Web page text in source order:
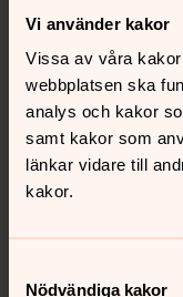
Vi använder kakor
Vissa av våra
webbplatsen ska
analys och kakor
samt kakor som
länkar vidare till
kakor.
Nödvändiga kakor
Kontakt
Kalender
Hitta snabbt
Sociala kanaler